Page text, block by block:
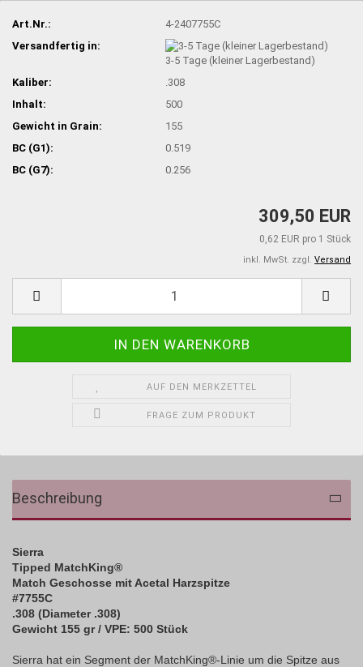
Art.Nr.:
4-2407755C
Versandfertig in:
3-5 Tage (kleiner Lagerbestand)
Kaliber:
.308
Inhalt:
500
Gewicht in Grain:
155
BC (G1):
0.519
BC (G7):
0.256
309,50 EUR
0,62 EUR pro 1 Stück
inkl. MwSt. zzgl. Versand
AUF DEN MERKZETTEL
FRAGE ZUM PRODUKT
Beschreibung
Sierra
Tipped MatchKing®
Match Geschosse mit Acetal Harzspitze
#7755C
.308 (Diameter .308)
Gewicht 155 gr / VPE: 500 Stück
Sierra hat ein Segment der MatchKing®-Linie um die Spitze aus